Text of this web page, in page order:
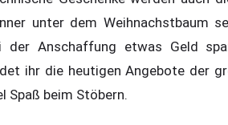
unter dem Weihnachstbaum
der Anschaffung etwas Geld
ihr die heutigen Angebote der
Spaß beim Stöbern.